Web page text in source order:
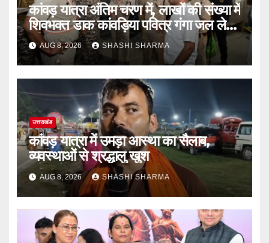
कांवड़ यात्रा अंतिम चरण में, लाखों की संख्या में
शिवभक्त डाक कांवड़िया पवित्र गंगा जल लेने
हरिद्वार पहुंच रहे
AUG 8, 2026 SHASHI SHARMA
उत्तराखंड
कांवड़ यात्रा में उमड़ा आस्था का सैलाब,
व्यवस्थाओं से श्रद्धालु खुश
AUG 8, 2026 SHASHI SHARMA